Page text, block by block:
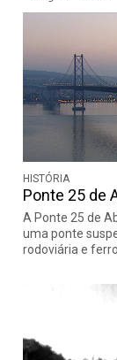
HISTÓRIA
Ponte 25 de
A Ponte 25 de
uma ponte
rodoviária e